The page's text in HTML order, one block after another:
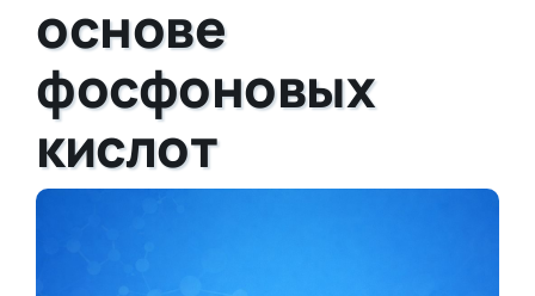
основе
фосфоновых
кислот